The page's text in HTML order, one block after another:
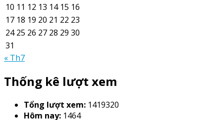
10 11 12 13 14 15 16
17 18 19 20 21 22 23
24 25 26 27 28 29 30
31
« Th7
Thống kê lượt xem
Tổng lượt xem: 1419320
Hôm nay: 1464